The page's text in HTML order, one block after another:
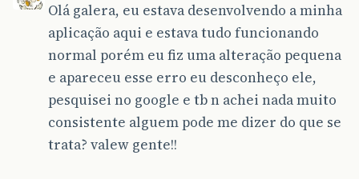
Olá galera, eu estava desenvolvendo a minha
aplicação aqui e estava tudo funcionando
normal porém eu fiz uma alteração pequena
e apareceu esse erro eu desconheço ele,
pesquisei no google e tb n achei nada muito
consistente alguem pode me dizer do que se
trata? valew gente!!